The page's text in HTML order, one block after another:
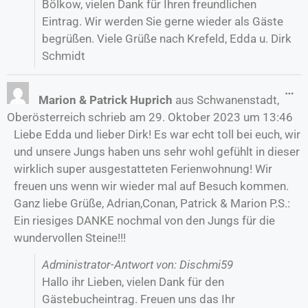
Bölkow, vielen Dank für Ihren freundlichen
Eintrag. Wir werden Sie gerne wieder als Gäste
begrüßen. Viele Grüße nach Krefeld, Edda u. Dirk
Schmidt
Marion & Patrick Huprich aus Schwanenstadt,
Oberösterreich schrieb am 29. Oktober 2023 um 13:46
Liebe Edda und lieber Dirk! Es war echt toll bei euch, wir
und unsere Jungs haben uns sehr wohl gefühlt in dieser
wirklich super ausgestatteten Ferienwohnung! Wir
freuen uns wenn wir wieder mal auf Besuch kommen.
Ganz liebe Grüße, Adrian,Conan, Patrick & Marion P.S.:
Ein riesiges DANKE nochmal von den Jungs für die
wundervollen Steine!!!
Administrator-Antwort von: Dischmi59
Hallo ihr Lieben, vielen Dank für den
Gästebucheintrag. Freuen uns das Ihr
…